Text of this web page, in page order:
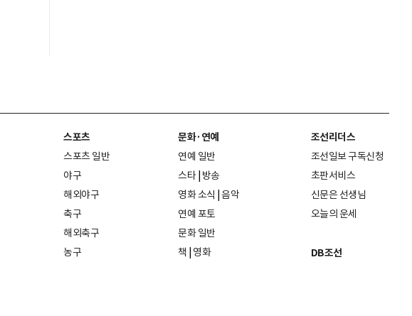
스포츠
스포츠 일반
야구
해외야구
축구
해외축구
농구
문화·연예
연예 일반
스타 방송
영화 소식 음악
연예 포토
문화 일반
책
영화
조선리더스
조선일보 구독신청
초판서비스
신문은 선생님
오늘의 운세
DB조선